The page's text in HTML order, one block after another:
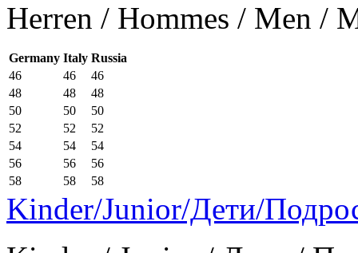
Herren / Hommes / Men /
Germany Italy Russia
46
46
46
48
48
48
50
50
50
52
52
52
54
54
54
56
56
56
58
58 58
Kinder/Junior/Дети/